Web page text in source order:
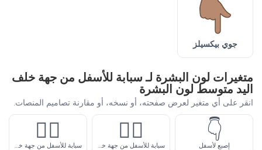
جوي بيكسيلز
متغيرات لون البشرة لـ سبابة للأسفل من جهة خلف
اليد متوسط لون البشرة
انقر على أي متغير لعرض صفحته، أو نسخه، أو مقارنة تصاميم المنصات.
👇
إصبع لأسفل
👇🏻
سبابة للأسفل من جهة خلف اليد فاتح لون البشرة
👇🏼
سبابة للأسفل من جهة خلف اليد فاتح-متوسط لون البشرة